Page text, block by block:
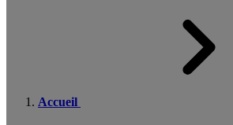
Accueil